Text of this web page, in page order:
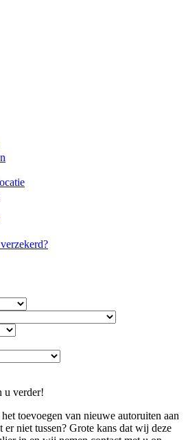
u verder!
toevoegen van nieuwe autoruiten aan
niet tussen? Grote kans dat wij deze